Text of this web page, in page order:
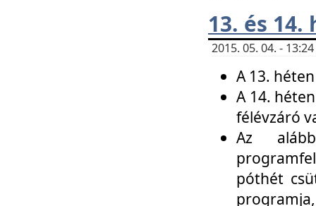
13. és
2015. 05. 04. -
A 13.
A 14.
félévzáró
Az
póthét